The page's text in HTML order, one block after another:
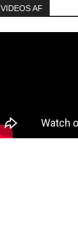
VIDEOS AF